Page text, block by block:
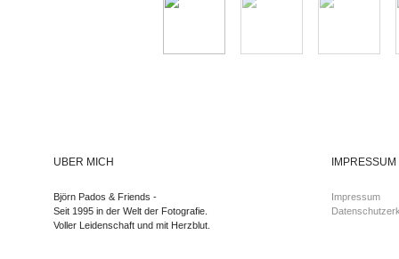
ÜBER MICH
Björn Pados & Friends -
Seit 1995 in der Welt der Fotografie.
Voller Leidenschaft und mit Herzblut.
Impressum